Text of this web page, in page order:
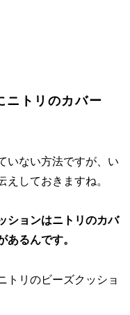
ニトリのカバー
いない方法ですが、い
えしておきますね。
ションはニトリのカバ
あるんです。
トリのビーズクッショ